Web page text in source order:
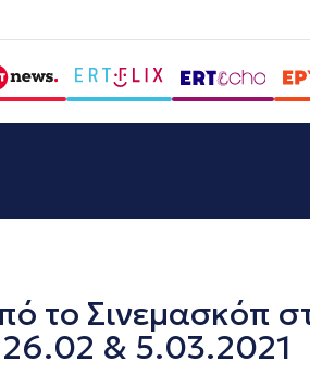
Σινεμασκόπ
26.02 & 5.03.2021